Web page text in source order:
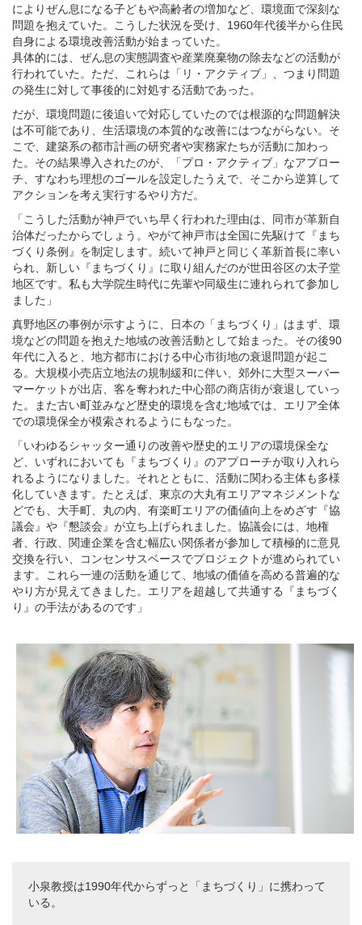
によりぜん息になる子どもや高齢者の増加など、環境面で深刻な
問題を抱えていた。こうした状況を受け、1960年代後半から住民
自身による環境改善活動が始まっていた。
具体的には、ぜん息の実態調査や産業廃棄物の除去などの活動が
行われていた。ただ、これらは「リ・アクティブ」、つまり問題
の発生に対して事後的に対処する活動であった。
だが、環境問題に後追いで対応していたのでは根源的な問題解決
は不可能であり、生活環境の本質的な改善にはつながらない。そ
こで、建築系の都市計画の研究者や実務家たちが活動に加わっ
た。その結果導入されたのが、「プロ・アクティブ」なアプロー
チ、すなわち理想のゴールを設定したうえで、そこから逆算して
アクションを考え実行するやり方だ。
「こうした活動が神戸でいち早く行われた理由は、同市が革新自
治体だったからでしょう。やがて神戸市は全国に先駆けて『まち
づくり条例』を制定します。続いて神戸と同じく革新首長に率い
られ、新しい『まちづくり』に取り組んだのが世田谷区の太子堂
地区です。私も大学院生時代に先輩や同級生に連れられて参加し
ました」
真野地区の事例が示すように、日本の「まちづくり」はまず、環
境などの問題を抱えた地域の改善活動として始まった。その後90
年代に入ると、地方都市における中心市街地の衰退問題が起こ
る。大規模小売店立地法の規制緩和に伴い、郊外に大型スーパー
マーケットが出店、客を奪われた中心部の商店街が衰退していっ
た。また古い町並みなど歴史的環境を含む地域では、エリア全体
での環境保全が模索されるようにもなった。
「いわゆるシャッター通りの改善や歴史的エリアの環境保全な
ど、いずれにおいても『まちづくり』のアプローチが取り入れら
れるようになりました。それとともに、活動に関わる主体も多様
化していきます。たとえば、東京の大丸有エリアマネジメントな
どでも、大手町、丸の内、有楽町エリアの価値向上をめざす『協
議会』や『懇談会』が立ち上げられました。協議会には、地権
者、行政、関連企業を含む幅広い関係者が参加して積極的に意見
交換を行い、コンセンサスベースでプロジェクトが進められてい
ます。これら一連の活動を通じて、地域の価値を高める普遍的な
やり方が見えてきました。エリアを超越して共通する『まちづく
り』の手法があるのです」
小泉教授は1990年代からずっと「まちづくり」に携わって
いる。